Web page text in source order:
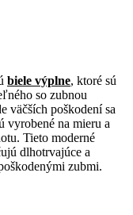
biele výplne, ktoré sú
so zubnou
väčších poškodení sa
vyrobené na mieru a
Tieto moderné
dlhotrvajúce a
zubmi.